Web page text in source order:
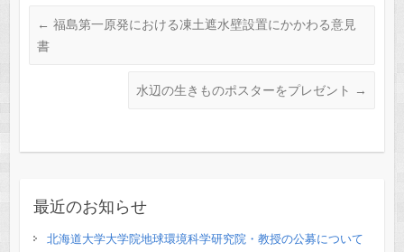
← 福島第一原発における凍土遮水壁設置にかかわる意見
書
水辺の生きものポスターをプレゼント →
最近のお知らせ
北海道大学大学院地球環境科学研究院・教授の公募について